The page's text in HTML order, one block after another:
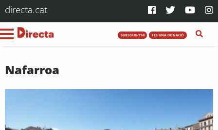
directa.cat
SUBSCRIU-T'HI FES UNA DONACIÓ
Nafarroa